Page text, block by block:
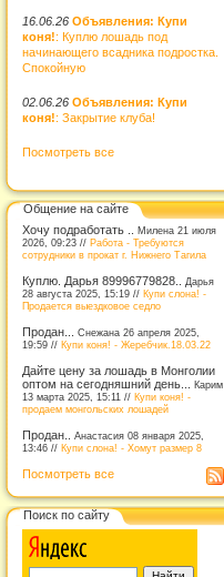
16.06.26 Объявления: Купи
коня!: Куплю лошадь под
начинающего всадника подростка.
Спокойную
02.06.26 Объявления: Купи
коня!: Закрытие клуба!
Посмотреть все
Общение на сайте
Хочу подработать .. Милена 21 июля
2026, 09:23 // Работа - Требуются
сотрудники в прокат г. Нижнего Тагила
Куплю. Дарья 89996779828..
Дарья
28 августа 2025, 15:19 // Купи слона! -
Продается выездковое седло
Продан... Снежана 26 апреля 2025,
19:59 // Купи коня! - Жеребчик.18.03.22
Дайте цену за лошадь в Монголии
оптом на сегодняшний день... Карим
13 марта 2025, 15:11 // Купи коня! -
продаем монгольских лошадей
Продан.. Анастасия 08 января 2025,
13:46 // Купи слона! - Хомут размер 8
Посмотреть все
Поиск по сайту